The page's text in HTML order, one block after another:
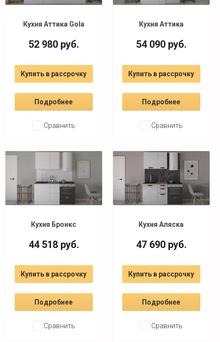
Кухня Аттика Gola
52 980руб.
Купить в рассрочку
Подробнее
Сравнить
Кухня Аттика
54 090руб.
Купить в рассрочку
Подробнее
Сравнить
Кухня Бронкс
44 518руб.
Купить в рассрочку
Подробнее
Сравнить
Кухня Аляска
47 690руб.
Купить в рассрочку
Подробнее
Сравнить